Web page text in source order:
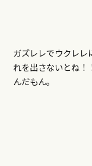
ガズレレでウクレレ
れを出さないとね！
んだもん。